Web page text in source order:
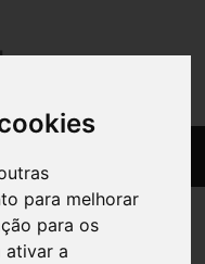
para melhorar
para os
ativar a